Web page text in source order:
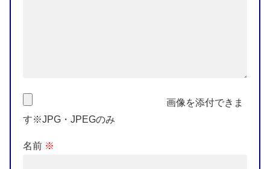
画像を添付できま
す※JPG・JPEGのみ
名前 ※